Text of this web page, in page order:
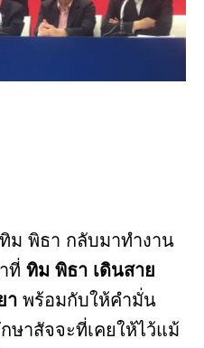
ม พิธา กลับมาทำงาน
ที่ ทิม พิธา เดินสาย
า พร้อมกับให้คำมั่น
าสัจจะที่เคยให้ไว้แม้